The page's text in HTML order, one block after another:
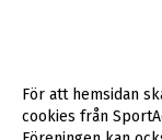
För att hemsidan
cookies från